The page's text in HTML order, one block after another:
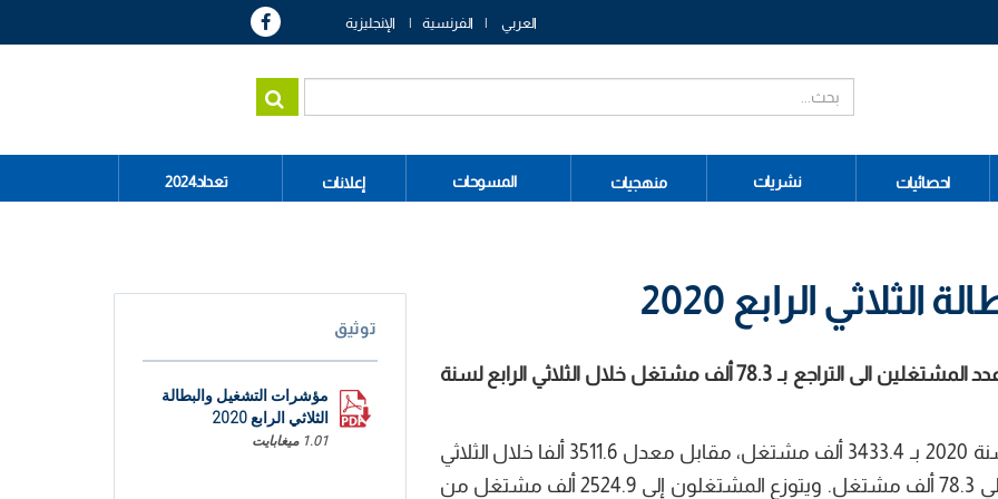
العربي الفرنسية الإنجليزية
احصائيات نشريات منهجيات المسوحات إعلانات تعداد2024
الرابع 2020
إثر الإرتفاع الذي شهده خلال الثلاثي الثالث، يعود عدد المشتغلين الى التراجع بـ 78.3 ألف مشتغل خلال الثلاثي الرابع لسنة
يقدر عدد السكان المشتغلين في الثلاثي الرابع لسنة 2020 بـ 3433.4 ألف مشتغل، مقابل معدل 3511.6 ألفا خلال الثلاثي
الثالث من سنة 2020، مسجلا بذلك إنخفاضا بحوالي 78.3 ألف مشتغل. ويتوزع المشتغلون إلى 2524.9 ألف مشتغل من
توثيق
مؤشرات التشغيل والبطالة
الثلاثي الرابع 2020
1.01 ميغابايت